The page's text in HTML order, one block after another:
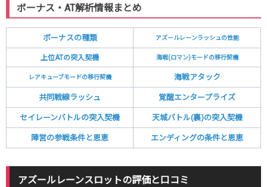
ボーナス・AT解析情報まとめ
ボーナスの種類 アズールレーンラッシュの性能
上位ATの突入契機 海戦(ロマン)モードの移行契機
レアキューブモードの移行契機 海戦アタック
共同戦線ラッシュ 覚醒エンタープライズ
セイレーンバトルの突入契機 天城バトル(裏)の突入契機
陣営の参戦条件と恩恵 エンディングの条件と恩恵
アズールレーンスロットの評価と口コミ